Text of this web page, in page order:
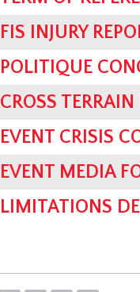
FIS INJURY
POLITIQUE
CROSS
EVENT CRISIS
EVENT MEDIA
LIMITATIONS